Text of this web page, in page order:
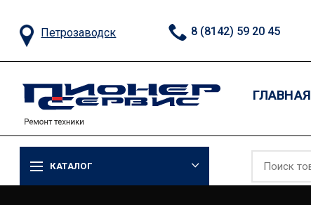
Петрозаводск
8 (8142) 59 20 45
ГЛАВНАЯ
КАТАЛОГ